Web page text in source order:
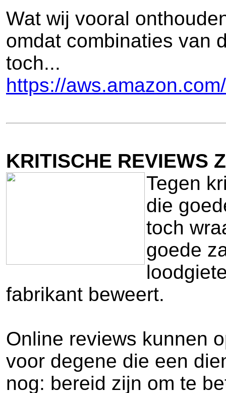
Wat wij vooral
omdat combinaties van
toch...
https://
KRITISCHE REVIEWS
Tegen
die
toch
goede
fabrikant beweert.
Online reviews kunnen
voor degene die een
nog: bereid zijn om te